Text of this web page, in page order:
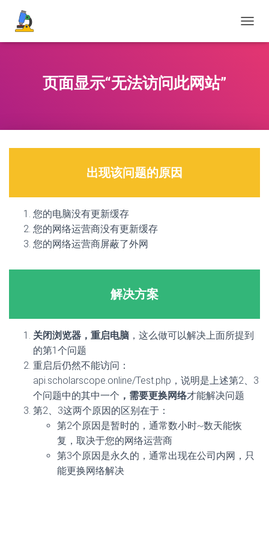
换
页面显示“无法访问此网站”
出现该问题的原因
您的电脑没有更新缓存
您的网络运营商没有更新缓存
您的网络运营商屏蔽了外网
解决方案
关闭浏览器，重启电脑 ，这么做可以解决上面所提到
的第1个问题
重启后仍然不能访问：
api.scholarscope.online/Test.php，说明是上述第2、3
个问题中的其中一个 ，需要更换网络才能解决问题
第2、3这两个原因的区别在于：
第2个原因是暂时的，通常数小时~数天能恢
复，取决于您的网络运营商
第3个原因是永久的，通常出现在公司内网，只
能更换网络解决